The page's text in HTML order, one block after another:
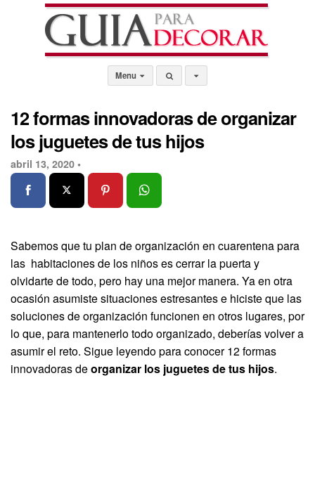
Menu
12 formas innovadoras de organizar
los juguetes de tus hijos
abril 13, 2020 •
Sabemos que tu plan de organización en cuarentena para
las habitaciones de los niños es cerrar la puerta y
olvidarte de todo, pero hay una mejor manera. Ya en otra
ocasión asumiste situaciones estresantes e hiciste que las
soluciones de organización funcionen en otros lugares, por
lo que, para mantenerlo todo organizado, deberías volver a
asumir el reto. Sigue leyendo para conocer 12 formas
innovadoras deorganizar los juguetes de tus hijos.